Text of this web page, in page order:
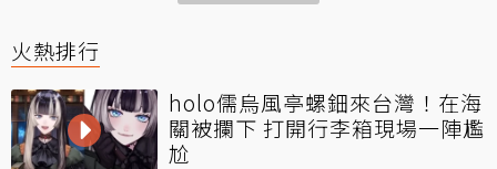
火熱排行
holo儒烏風亭螺鈿來台灣！在海
關被攔下 打開行李箱現場一陣尷
尬